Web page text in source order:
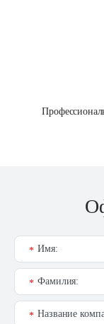
Имя:
*
Фамилия:
*
Название
*